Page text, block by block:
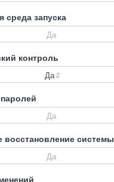
среда запуска
Да
контроль
Да 2
Да
восстановление системы
Да